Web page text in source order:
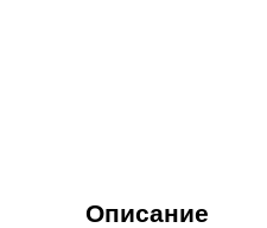
Описание